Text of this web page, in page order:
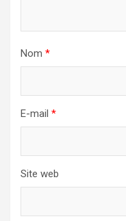
Nom *
E-mail *
Site web